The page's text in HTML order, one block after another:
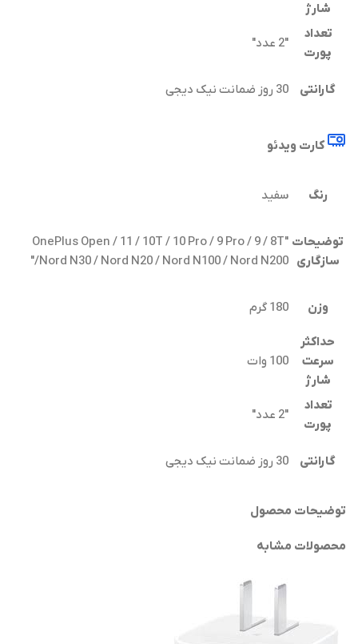
شارژ
تعداد
پورت
"2 عدد"
گارانتی 30 روز ضمانت نیک دیجی
کارت ویدئو
رنگ سفید
توضیحات
سازگاری
"OnePlus Open / 11 / 10T / 10 Pro / 9 Pro / 9 / 8T
/Nord N30 / Nord N20 / Nord N100 / Nord N200"
وزن 180 گرم
حداکثر
سرعت
شارژ
100 وات
تعداد
پورت
"2 عدد"
گارانتی 30 روز ضمانت نیک دیجی
توضیحات محصول
محصولات مشابه